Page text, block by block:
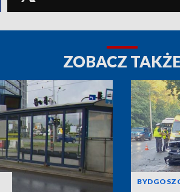
ZOBACZ TAKŻE